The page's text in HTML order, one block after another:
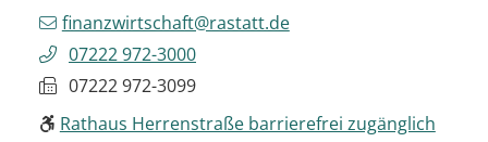
finanzwirtschaft@rastatt.de
07222 972-3000
07222 972-3099
Rathaus Herrenstraße barrierefrei zugänglich